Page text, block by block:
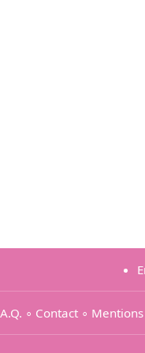
∘ Contact∘